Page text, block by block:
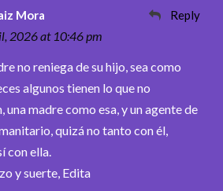
Mora
2026 at 10:46 pm
Reply
no reniega de su hijo, sea como
algunos tienen lo que no
una madre como esa, y un agente de
quizá no tanto con él,
con ella.
y suerte, Edita